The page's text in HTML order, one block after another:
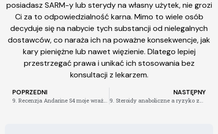
posiadasz SARM-y lub sterydy na własny użytek, nie grozi
Ci za to odpowiedzialność karna. Mimo to wiele osób
decyduje się na nabycie tych substancji od nielegalnych
dostawców, co naraża ich na poważne konsekwencje, jak
kary pieniężne lub nawet więzienie. Dlatego lepiej
przestrzegać prawa i unikać ich stosowania bez
konsultacji z lekarzem.
POPRZEDNI NASTĘPNY